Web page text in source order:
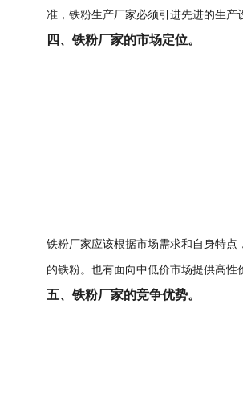
准，铁粉生产厂家必须引进先进的生产
四、铁粉厂家的市场定位。
铁粉厂家应该根据市场需求和自身特
的铁粉。也有面向中低价市场提供高性
五、铁粉厂家的竞争优势。